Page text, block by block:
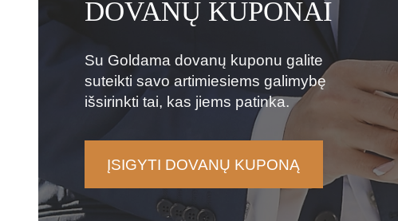
DOVANŲ KUPONAI
Su Goldama dovanų kuponu galite
suteikti savo artimiesiems galimybę
išsirinkti tai, kas jiems patinka.
ĮSIGYTI DOVANŲ KUPONĄ